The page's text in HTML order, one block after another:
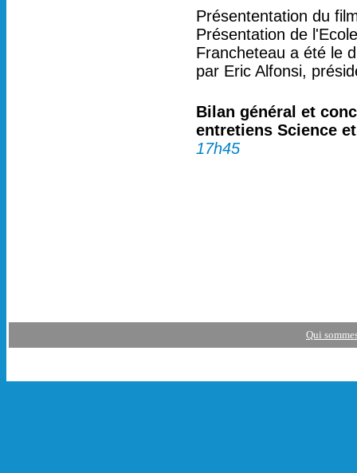
Présententation du
Présentation de
Francheteau a été le
par Eric Alfonsi,
Bilan général et
entretiens Science
17h45
Qui